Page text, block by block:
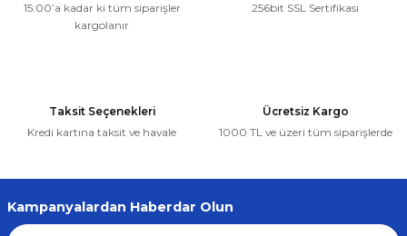
15:00’a kadar ki tüm siparişler
kargolanır
256bit SSL Sertifikası
Taksit Seçenekleri
Kredi kartına taksit ve havale
Ücretsiz Kargo
1000 TL ve üzeri tüm siparişlerde
Kampanyalardan Haberdar Olun